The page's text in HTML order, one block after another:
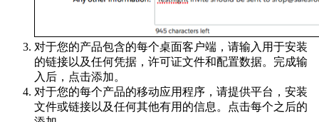
对于您的产品包含的每个桌面客户端，请输入用于安装
的链接以及任何凭据，许可证文件和配置数据。完成输
入后，点击添加。
对于您的每个产品的移动应用程序，请提供平台，安装
文件或链接以及任何其他有用的信息。点击每个之后的